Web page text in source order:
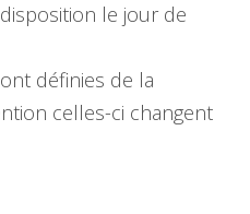
le jour de
définies de la
celles-ci changent